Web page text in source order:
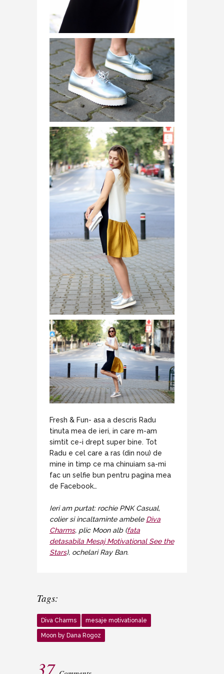
Fresh & Fun- asa a descris Radu
tinuta mea de ieri, in care m-am
simtit ce-i drept super bine. Tot
Radu e cel care a ras (din nou) de
mine in timp ce ma chinuiam sa-mi
fac un selfie bun pentru pagina mea
de Facebook…
Ieri am purtat: rochie PNK Casual,
colier si incaltaminte ambele Diva
Charms, plic Moon alb (fata
detasabila Mesaj Motivational See the
Stars), ochelari Ray Ban.
Tags:
Diva Charms mesaje motivationale
Moon by Dana Rogoz
37